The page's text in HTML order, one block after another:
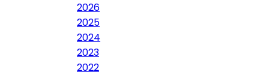
2026
2025
2024
2023
2022